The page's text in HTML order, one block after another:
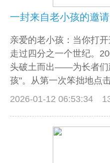
亲爱的老小孩：当你打
走过四分之一个世纪。
头破土而出——为长者们
孩"。从第一次笨拙地点
2026-01-12 06:53:34